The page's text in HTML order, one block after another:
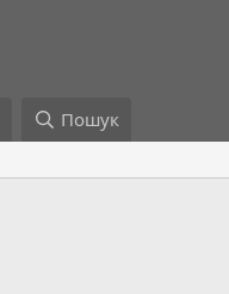
Пошук